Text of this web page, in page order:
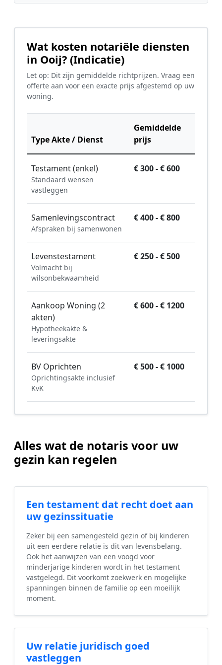
Wat kosten notariële diensten
in Ooij? (Indicatie)
Let op: Dit zijn gemiddelde richtprijzen. Vraag een
offerte aan voor een exacte prijs afgestemd op uw
woning.
Type Akte / Dienst
Gemiddelde
prijs
Testament (enkel)
Standaard wensen
vastleggen
€ 300 - € 600
Samenlevingscontract
Afspraken bij samenwonen
€ 400 - € 800
Levenstestament
Volmacht bij
wilsonbekwaamheid
€ 250 - € 500
Aankoop Woning (2
akten)
Hypotheekakte &
leveringsakte
€ 600 - € 1200
BV Oprichten
Oprichtingsakte inclusief
KvK
€ 500 - € 1000
Alles wat de notaris voor uw
gezin kan regelen
Een testament dat recht doet aan
uw gezinssituatie
Zeker bij een samengesteld gezin of bij kinderen
uit een eerdere relatie is dit van levensbelang.
Ook het aanwijzen van een voogd voor
minderjarige kinderen wordt in het testament
vastgelegd. Dit voorkomt zoekwerk en mogelijke
spanningen binnen de familie op een moeilijk
moment.
Uw relatie juridisch goed
vastleggen